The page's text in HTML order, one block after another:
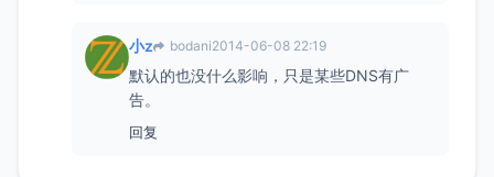
小z bodani2014-06-08 22:19
默认的也没什么影响，只是某些DNS有广
告。
回复